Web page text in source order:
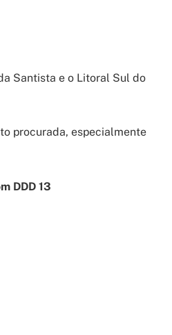
Santista e o Litoral Sul do
procurada, especialmente
DDD 13